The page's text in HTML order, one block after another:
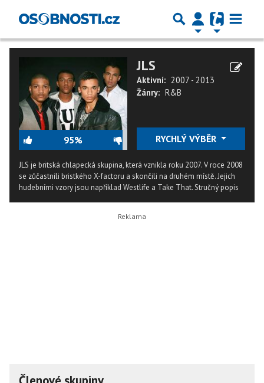
95%
JLS
Aktivní: 2007 - 2013
Žánry: R&B
RYCHLÝ VÝBĚR
JLS je britská chlapecká skupina, která vznikla roku 2007. V roce 2008
se zůčastnili bristkého X-factoru a skončili na druhém místě. Jejich
hudebními vzory jsou například Westlife a Take That.Stručný popis